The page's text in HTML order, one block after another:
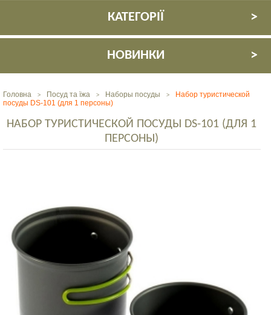
КАТЕГОРІЇ
НОВИНКИ
Головна > Посуд та їжа > Наборы посуды >
Набор туристической
посуды DS-101 (для 1 персоны)
НАБОР ТУРИСТИЧЕСКОЙ ПОСУДЫ DS-101 (ДЛЯ 1
ПЕРСОНЫ)